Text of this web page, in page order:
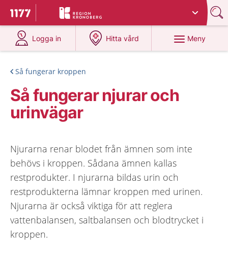
Till startsidan för 1177
Du har valt region
Logga in
på 1177.se
Hitta vård
på 1177.se
Meny
Så fungerar kroppen
Så fungerar njurar och
urinvägar
Njurarna renar blodet från ämnen som inte
behövs i kroppen. Sådana ämnen kallas
restprodukter. I njurarna bildas urin och
restprodukterna lämnar kroppen med urinen.
Njurarna är också viktiga för att reglera
vattenbalansen, saltbalansen och blodtrycket i
kroppen.